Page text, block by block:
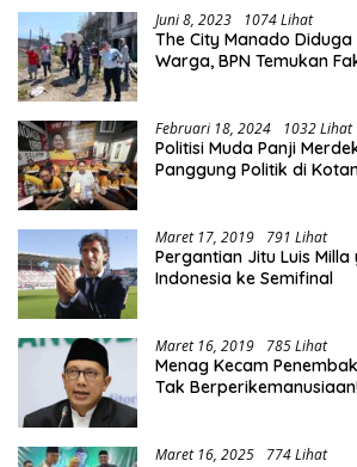
Juni 8, 2023 1074 Lihat
The City Manado
Warga, BPN Temukan
Februari 18, 2024 1032 Lihat
Politisi Muda Panji
Panggung Politik di
Maret 17, 2019 791 Lihat
Pergantian Jitu Luis
Indonesia ke Semifinal
Maret 16, 2019 785 Lihat
Menag Kecam
Tak
Maret 16, 2025 774 Lihat